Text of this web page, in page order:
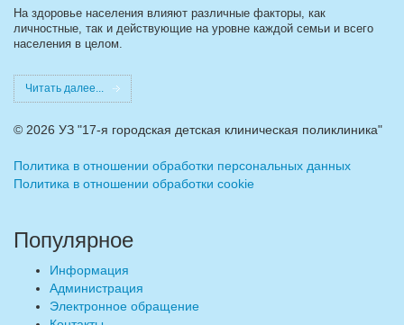
На здоровье населения влияют различные факторы, как
личностные, так и действующие на уровне каждой семьи и всего
населения в целом.
Читать далее...
© 2026 УЗ "17-я городская детская клиническая поликлиника"
Политика в отношении обработки персональных данных
Политика в отношении обработки cookie
Популярное
Информация
Администрация
Электронное обращение